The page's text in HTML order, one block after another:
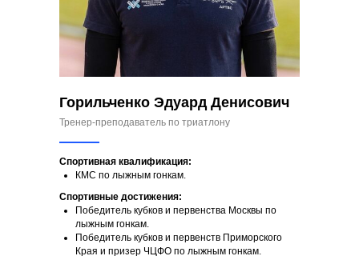
Горильченко Эдуард Денисович
Тренер-преподаватель по триатлону
Спортивная квалификация:
КМС по лыжным гонкам.
Спортивные достижения:
Победитель кубков и первенства Москвы по
лыжным гонкам.
Победитель кубков и первенств Приморского
Края и призер ЧЦФО по лыжным гонкам.